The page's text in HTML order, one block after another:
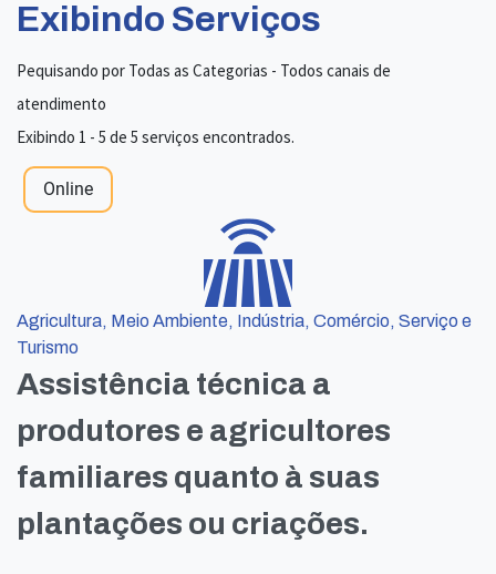
Exibindo Serviços
Pequisando por Todas as Categorias - Todos canais de
atendimento
Exibindo 1 - 5 de 5 serviços encontrados.
Online
Agricultura, Meio Ambiente, Indústria, Comércio, Serviço e
Turismo
Assistência técnica a
produtores e agricultores
familiares quanto à suas
plantações ou criações.